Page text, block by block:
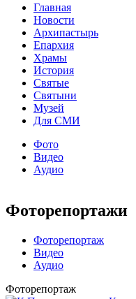
Главная
Новости
Архипастырь
Епархия
Храмы
История
Святые
Святыни
Музей
Для СМИ
Фото
Видео
Аудио
Фоторепортажи
Фоторепортаж
Видео
Аудио
Фоторепортаж